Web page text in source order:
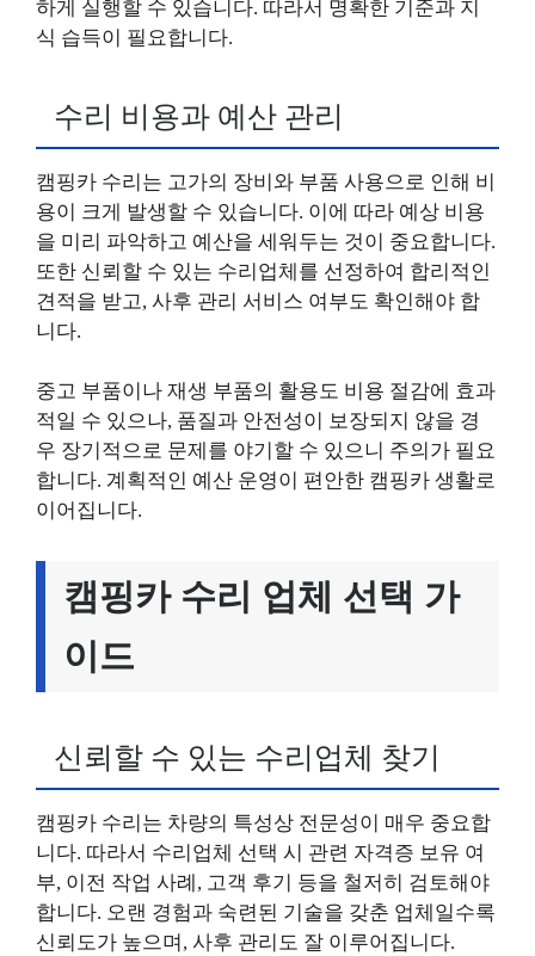
하게 실행할 수 있습니다. 따라서 명확한 기준과 지
식 습득이 필요합니다.
수리 비용과 예산 관리
캠핑카 수리는 고가의 장비와 부품 사용으로 인해 비
용이 크게 발생할 수 있습니다. 이에 따라 예상 비용
을 미리 파악하고 예산을 세워두는 것이 중요합니다.
또한 신뢰할 수 있는 수리업체를 선정하여 합리적인
견적을 받고, 사후 관리 서비스 여부도 확인해야 합
니다.
중고 부품이나 재생 부품의 활용도 비용 절감에 효과
적일 수 있으나, 품질과 안전성이 보장되지 않을 경
우 장기적으로 문제를 야기할 수 있으니 주의가 필요
합니다. 계획적인 예산 운영이 편안한 캠핑카 생활로
이어집니다.
캠핑카 수리 업체 선택 가
이드
신뢰할 수 있는 수리업체 찾기
캠핑카 수리는 차량의 특성상 전문성이 매우 중요합
니다. 따라서 수리업체 선택 시 관련 자격증 보유 여
부, 이전 작업 사례, 고객 후기 등을 철저히 검토해야
합니다. 오랜 경험과 숙련된 기술을 갖춘 업체일수록
신뢰도가 높으며, 사후 관리도 잘 이루어집니다.